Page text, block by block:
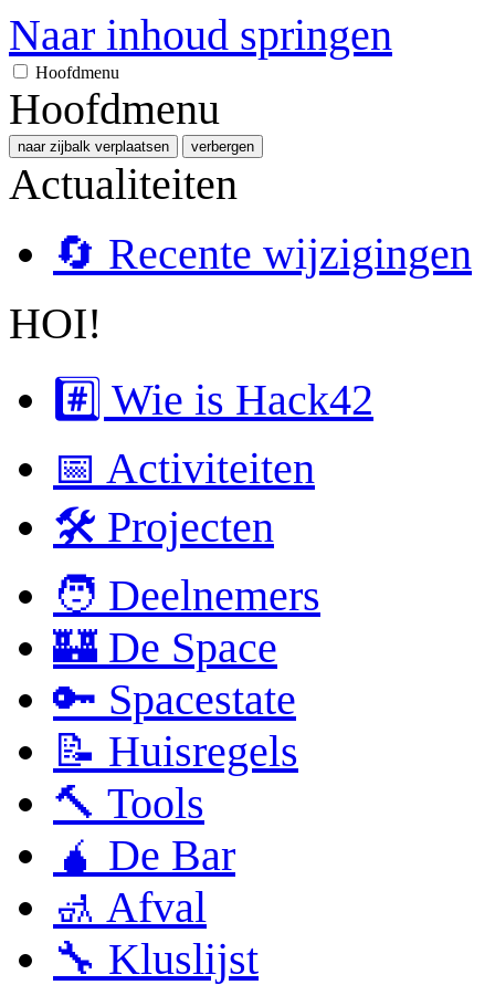
Naar inhoud springen
Hoofdmenu
Hoofdmenu
naar zijbalk verplaatsen verbergen
Actualiteiten
🔄 Recente wijzigingen
HOI!
#️⃣ Wie is Hack42
📅 Activiteiten
🛠 Projecten
🧑 Deelnemers
🏰 De Space
🔑 Spacestate
📝 Huisregels
🔨 Tools
🧉 De Bar
🚮 Afval
🔧 Kluslijst